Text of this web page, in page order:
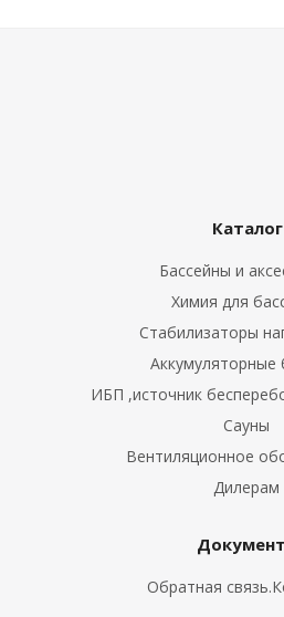
Каталог
Бассейны и
Химия для
Стабилизаторы
Аккумуляторные
ИБП ,источник
Сауны
Вентиляционное
Дилерам
Обратная